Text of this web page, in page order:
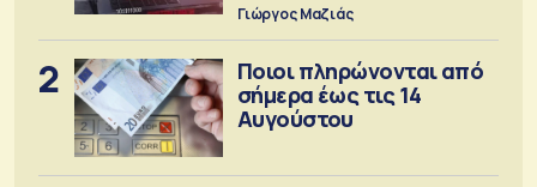
Γιώργος Μαζιάς
2
Ποιοι πληρώνονται από
σήμερα έως τις 14
Αυγούστου